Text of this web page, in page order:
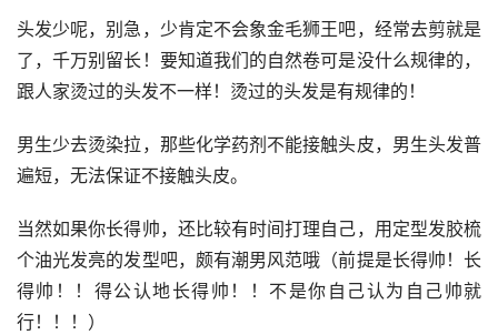
头发少呢，别急，少肯定不会象金毛狮王吧，经常去剪就是
了，千万别留长！要知道我们的自然卷可是没什么规律的，
跟人家烫过的头发不一样！烫过的头发是有规律的！
男生少去烫染拉，那些化学药剂不能接触头皮，男生头发普
遍短，无法保证不接触头皮。
当然如果你长得帅，还比较有时间打理自己，用定型发胶梳
个油光发亮的发型吧，颇有潮男风范哦（前提是长得帅！长
得帅！！得公认地长得帅！！不是你自己认为自己帅就
行！！！）